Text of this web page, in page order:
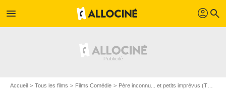
menu profil search
Accueil Tous les films Films Comédie Père inconnu... et petits imprévus (TV)